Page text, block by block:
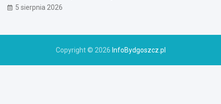
5 sierpnia 2026
Copyright © 2026 InfoBydgoszcz.pl